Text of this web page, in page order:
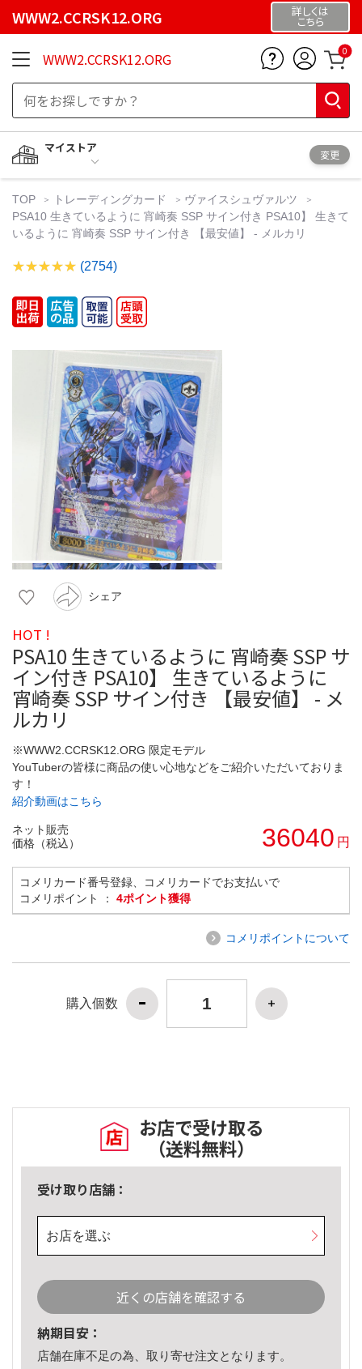
WWW2.CCRSK12.ORG 詳しくは
こちら
WWW2.CCRSK12.ORG 0
マイストア
変更
TOP トレーディングカード
ヴァイスシュヴァルツ
PSA10 生きているように 宵崎奏 SSP サイン付き PSA10】 生きて
いるように 宵崎奏 SSP サイン付き 【最安値】 - メルカリ
(2754)
シェア
HOT !
PSA10 生きているように 宵崎奏 SSP サ
イン付き PSA10】 生きているように
宵崎奏 SSP サイン付き 【最安値】 - メ
ルカリ
※WWW2.CCRSK12.ORG 限定モデル
YouTuberの皆様に商品の使い心地などをご紹介いただいておりま
す！
紹介動画はこちら
ネット販売
価格（税込）
36040 円
コメリカード番号登録、コメリカードでお支払いで
コメリポイント ： 4ポイント獲得
コメリポイントについて
購入個数
お店で受け取る
（送料無料）
受け取り店舗：
お店を選ぶ
近くの店舗を確認する
納期目安：
店舗在庫不足の為、取り寄せ注文となります。